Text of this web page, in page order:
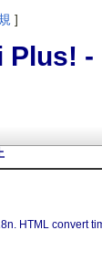
]
Plus!
HTML convert